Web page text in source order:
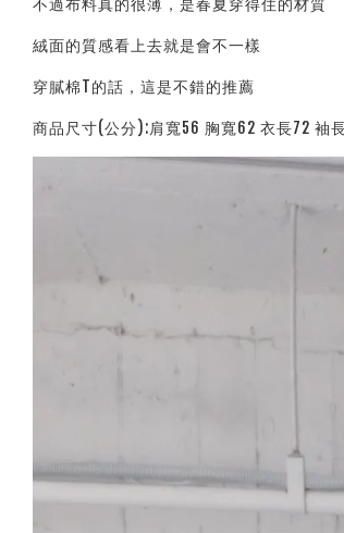
不過布料真的很薄，是春夏穿得住的材質
絨面的質感看上去就是會不一樣
穿膩棉T的話，這是不錯的推薦
商品尺寸(公分):肩寬56 胸寬62 衣長72 袖